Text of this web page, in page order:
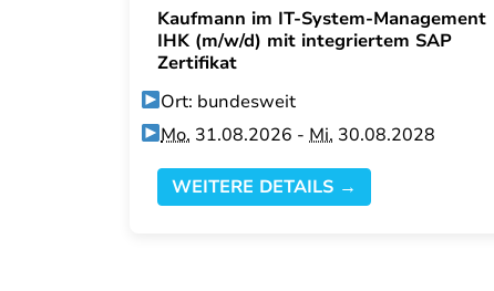
Kaufmann im IT-System-Management
IHK (m/w/d) mit integriertem SAP
Zertifikat
Ort: bundesweit
Mo. 31.08.2026 -Mi. 30.08.2028
WEITERE DETAILS →